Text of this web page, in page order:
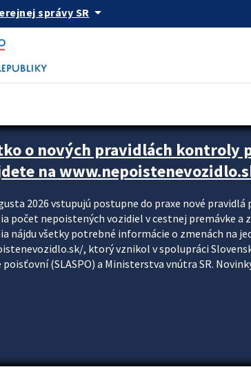
správy SR arrow_drop_down
upútavok
o nových pravidlách kontroly
na
2026 vstupujú postupne do praxe nové
počet nepoistených vozidiel v cestnej premávke a
nájdu všetky potrebné informácie o zmenách na
, ktorý vznikol v spolupráci
poisťovní (SLASPO) a Ministerstva vnútra SR.